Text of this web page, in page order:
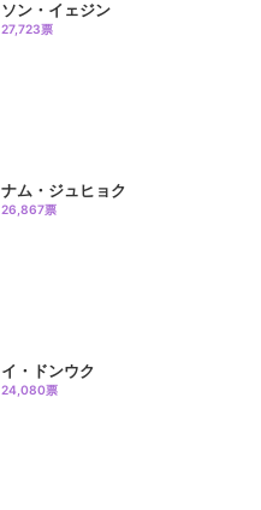
ソン・イェジン
27,723票
ナム・ジュヒョク
26,867票
イ・ドンウク
24,080票